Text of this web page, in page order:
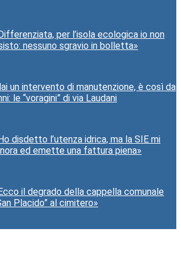
per l’isola ecologica io non
nessuno sgravio in bolletta»
un intervento di manutenzione, è così da
le “voragini” di via Laudani
disdetto l’utenza idrica, ma la SIE mi
ed emette una fattura piena»
il degrado della cappella comunale
Placido” al cimitero»